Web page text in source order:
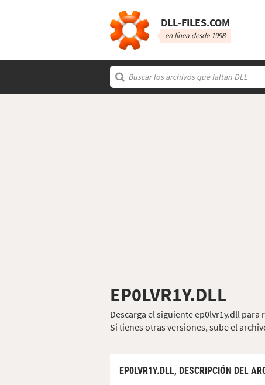
DLL‑FILES.COM
en línea desde 1998
EP0LVR1Y.DLL
Descarga el siguiente ep0lvr1y.dll
Si tienes otras versiones, sube el
EP0LVR1Y.DLL, DESCRIPCIÓN DEL